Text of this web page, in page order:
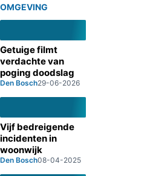
OMGEVING
Getuige filmt
verdachte van
poging doodslag
Den Bosch29-06-2026
Vijf bedreigende
incidenten in
woonwijk
Den Bosch08-04-2025